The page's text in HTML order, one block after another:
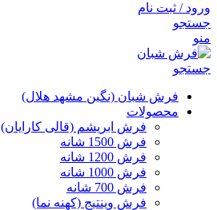
ورود / ثبت نام
جستجو
منو
جستجو
فرش شبان (نگین مشهد هلال)
محصولات
فرش ابریشم (قالی کارایان)
فرش 1500 شانه
فرش 1200 شانه
فرش 1000 شانه
فرش 700 شانه
فرش وینتیج (کهنه نما)